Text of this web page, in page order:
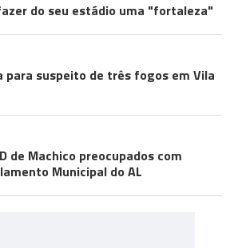
do seu estádio uma "fortaleza"
para suspeito de três fogos em Vila
de Machico preocupados com
Municipal do AL